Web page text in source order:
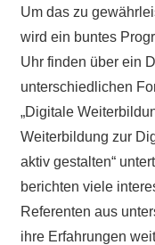
Um das zu
wird ein buntes
Uhr finden über ein
unterschiedlichen
„Digitale
Weiterbildung zur
aktiv gestalten“
berichten viele
Referenten aus
ihre Erfahrungen